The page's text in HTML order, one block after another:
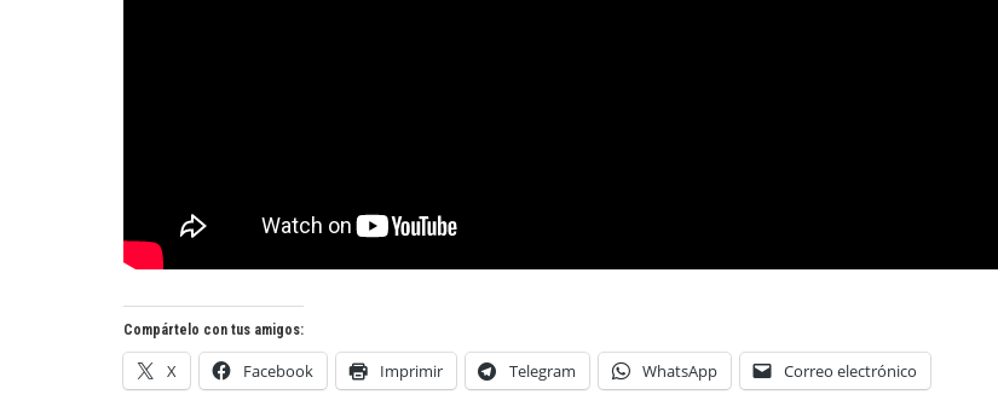
Compártelo con tus amigos:
X Facebook Imprimir Telegram WhatsApp Correo electrónico